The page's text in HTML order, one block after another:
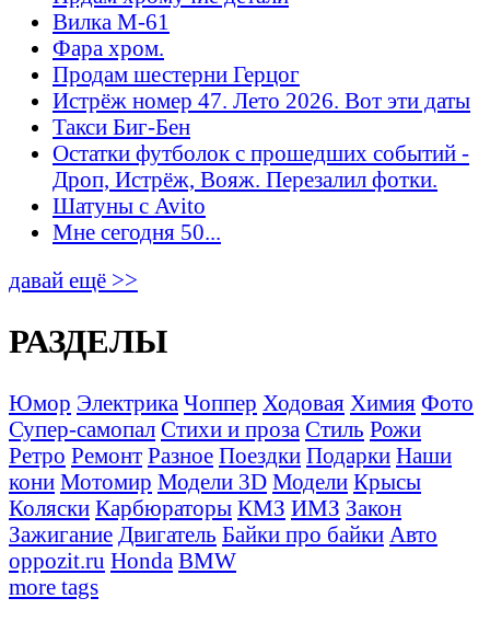
Вилка М-61
Фара хром.
Продам шестерни Герцог
Истрёж номер 47. Лето 2026. Вот эти даты
Такси Биг-Бен
Остатки футболок с прошедших событий -
Дроп, Истрёж, Вояж. Перезалил фотки.
Шатуны с Avito
Мне сегодня 50...
давай ещё >>
РАЗДЕЛЫ
Юмор Электрика Чоппер Ходовая Химия Фото
Супер-самопал Стихи и проза Стиль Рожи
Ретро Ремонт Разное Поездки Подарки Наши
кони Мотомир Модели 3D Модели Крысы
Коляски Карбюраторы КМЗ ИМЗ Закон
Зажигание Двигатель Байки про байки Авто
oppozit.ru Honda BMW
more tags